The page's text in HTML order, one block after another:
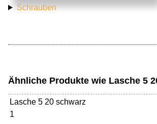
Schrauben
Ähnliche Produkte wie Lasche 5
Lasche 5 20 schwarz
1